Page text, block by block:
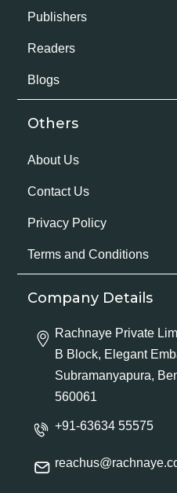
Publishers
Readers
Blogs
Others
About Us
Contact Us
Privacy Policy
Terms and Conditions
Company Details
Rachnaye Private
B Block, Elegant
Subramanyapura,
560061
+91-63634 55575